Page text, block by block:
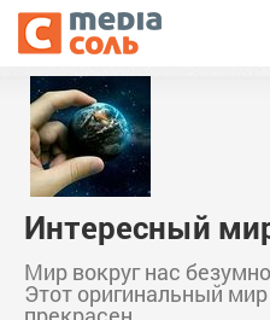
Интересный
Мир вокруг нас
Этот оригинальный